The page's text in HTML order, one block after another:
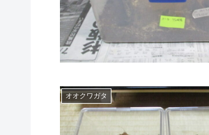
オオクワガタ